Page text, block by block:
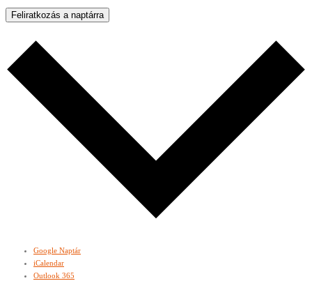
Feliratkozás a naptárra
Google Naptár
iCalendar
Outlook 365